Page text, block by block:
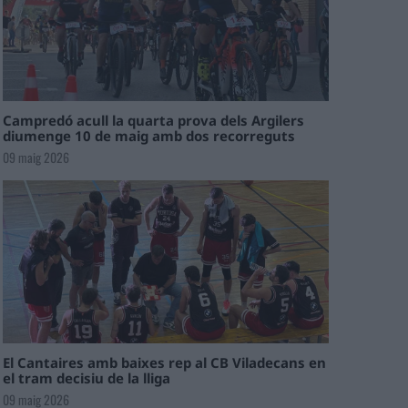
Campredó acull la quarta prova dels Argilers
diumenge 10 de maig amb dos recorreguts
09 maig 2026
El Cantaires amb baixes rep al CB Viladecans en
el tram decisiu de la lliga
09 maig 2026